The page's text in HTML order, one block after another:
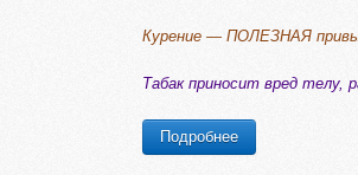
Курение — ПОЛЕЗНАЯ
Табак приносит вред телу,
Подробнее